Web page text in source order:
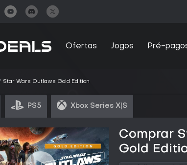
Ofertas Jogos Pré-
Star Wars Outlaws Gold Edition
PS5 Xbox Series X|S
Comprar
Gold